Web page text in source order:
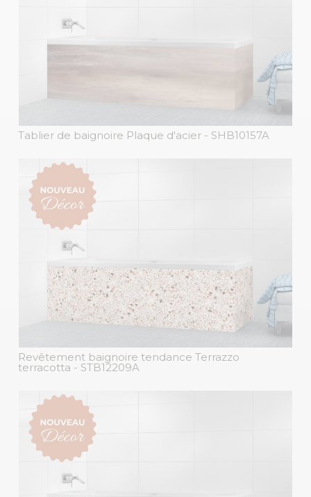
Tablier de baignoire Plaque d'acier - SHB10157A
Revêtement baignoire tendance Terrazzo
terracotta - STB12209A